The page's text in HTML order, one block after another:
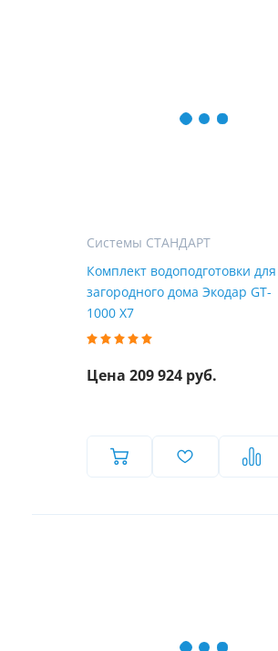
Системы СТАНДАРТ
Комплект водоподготовки для
загородного дома Экодар GT-
1000 X7
Цена 209 924 руб.